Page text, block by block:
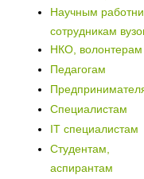
Научным
сотрудникам
НКО, волонтерам
Педагогам
Специалистам
IT специалистам
Студентам,
аспирантам